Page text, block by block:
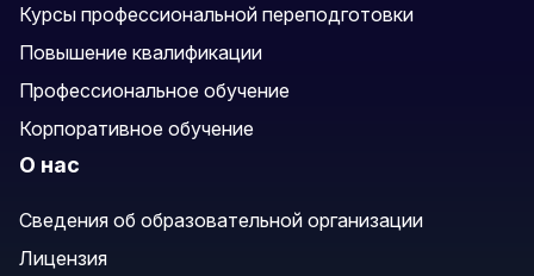
Курсы профессиональной переподготовки
Повышение квалификации
Профессиональное обучение
Корпоративное обучение
О нас
Сведения об образовательной организации
Лицензия